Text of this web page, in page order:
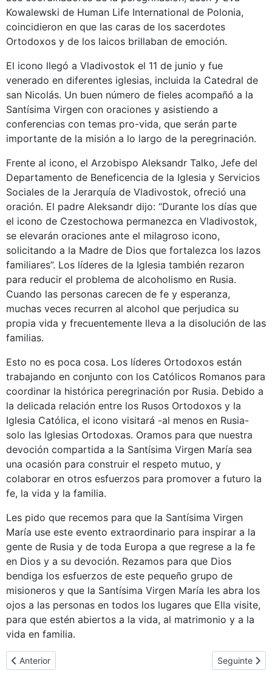
Kowalewski de Human Life International de Polonia,
coincidieron en que las caras de los sacerdotes
Ortodoxos y de los laicos brillaban de emoción.
El icono llegó a Vladivostok el 11 de junio y fue
venerado en diferentes iglesias, incluida la Catedral de
san Nicolás. Un buen número de fieles acompañó a la
Santísima Virgen con oraciones y asistiendo a
conferencias con temas pro-vida, que serán parte
importante de la misión a lo largo de la peregrinación.
Frente al icono, el Arzobispo Aleksandr Talko, Jefe del
Departamento de Beneficencia de la Iglesia y Servicios
Sociales de la Jerarquía de Vladivostok, ofreció una
oración. El padre Aleksandr dijo: “Durante los días que
el icono de Czestochowa permanezca en Vladivostok,
se elevarán oraciones ante el milagroso icono,
solicitando a la Madre de Dios que fortalezca los lazos
familiares”. Los líderes de la Iglesia también rezaron
para reducir el problema de alcoholismo en Rusia.
Cuando las personas carecen de fe y esperanza,
muchas veces recurren al alcohol que perjudica su
propia vida y frecuentemente lleva a la disolución de las
familias.
Esto no es poca cosa. Los líderes Ortodoxos están
trabajando en conjunto con los Católicos Romanos para
coordinar la histórica peregrinación por Rusia. Debido a
la delicada relación entre los Rusos Ortodoxos y la
Iglesia Católica, el icono visitará -al menos en Rusia-
solo las Iglesias Ortodoxas. Oramos para que nuestra
devoción compartida a la Santísima Virgen María sea
una ocasión para construir el respeto mutuo, y
colaborar en otros esfuerzos para promover a futuro la
fe, la vida y la familia.
Les pido que recemos para que la Santísima Virgen
María use este evento extraordinario para inspirar a la
gente de Rusia y de toda Europa a que regrese a la fe
en Dios y a su devoción. Rezamos para que Dios
bendiga los esfuerzos de este pequeño grupo de
misioneros y que la Santísima Virgen María les abra los
ojos a las personas en todos los lugares que Ella visite,
para que estén abiertos a la vida, al matrimonio y a la
vida en familia.
Artigo anterior: Homilias e testemunhos
Anterior Artigo
Seguinte